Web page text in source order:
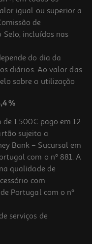
igual ou superior a
de
Selo, incluídos nas
do dia da
diários. Ao valor das
sobre a utilização
%
1.500€ pago em 12
sujeita a
Bank – Sucursal em
com o nº 881. A
qualidade de
com
Portugal com o nº
serviços de